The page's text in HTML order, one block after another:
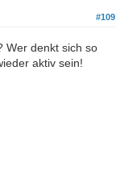
#109
Wer denkt sich so
aktiv sein!